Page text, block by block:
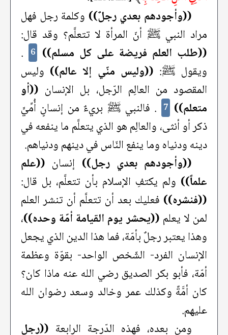
((وأجودهم بعدي رجلٌ)) وكلمة رجل فهل
مراد النبي ﷺ أنّ المرأة لا تتعلَّم؟ وقد قال:
((طلب العلم فريضة على كل مسلم)) 6
.
ويقول ﷺ: ((وليس منّي إلا عالم)) وليس
المقصود من العالِم الرّجل، بل الإنسان ((أو
متعلم)) 7 . فالنبي ﷺ بريءٌ من إنسانٍ أُمِّيٍّ
ذكر أو أنثى، والعالِم هو الذي يتعلَّم ما ينفعه في
دينه ودنياه وما ينفع النّاس في دينهم ودنياهم.
((وأجودهم بعدي رجل)) إنسان ((علم
علماً)) ولم يكتفِ الإسلام بأن تتعلَّم، بل قال:
((فنشره)) فعليك بعد أن تتعلَّم أن تنشر العلم
لمن لا يعلم ((يحشر يوم القيامة أمّة وحده))،
وهذا يعتبر رجلٌ بأمّة، فما هذا الدين الذي يجعل
الإنسان الفرد- الشّخص الواحد- بقوّة وعظمة
أمّة، فأبو بكر الصديق رضي الله عنه ماذا كان؟
كان أمَّةً وكذلك عمر وخالد وسعد رضوان الله
عليهم.
ومن بعده، فهذه الدّرجة الرابعة ((رجل